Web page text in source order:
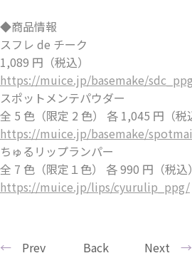
◆商品情報
スフレ de チーク
1,089 円（税込）
https://muice.jp/basemake/
スポットメンテパウダー
全 5 ⾊（限定 2 ⾊） 各 1,045 円（税
https://muice.jp/basemake/
ちゅるリップランパー
全 7 ⾊（限定１⾊） 各 990 円（税込）
https://muice.jp/lips/cyurulip_ppg/
Prev Back Next